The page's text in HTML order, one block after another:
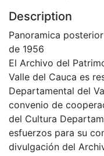
Description
Panoramica
de 1956
El Archivo del
Valle del Cauca es
Departamental del
convenio de
del Cultura
esfuerzos para su
divulgación del